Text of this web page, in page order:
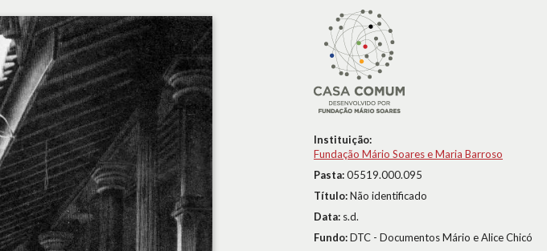
Instituição:
Fundação Mário Soares e Maria Barroso
Pasta:05519.000.095
Título:Não identificado
Data: s.d.
Fundo:DTC - Documentos Mário e Alice Chicó